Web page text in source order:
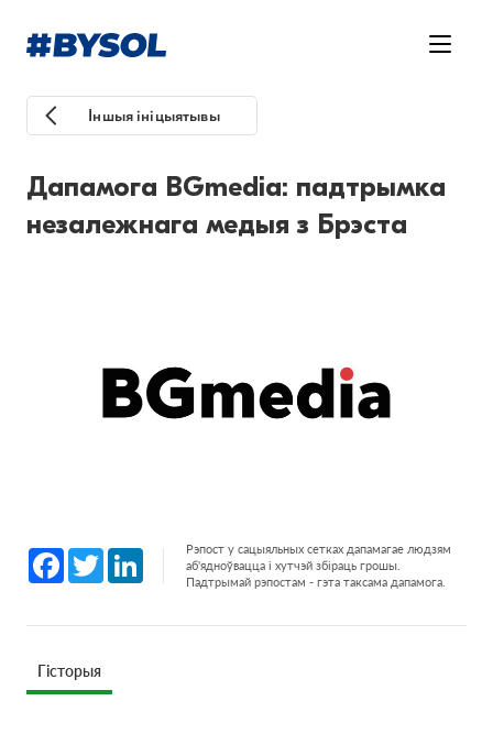
Іншыя ініцыятывы
Дапамога BGmedia: падтрымка
незалежнага медыя з Брэста
Facebook
Twitter LinkedInРэпост у сацыяльных сетках дапамагае людзям
аб'ядноўвацца і хутчэй збіраць грошы.
Падтрымай рэпостам - гэта таксама дапамога.
Гісторыя